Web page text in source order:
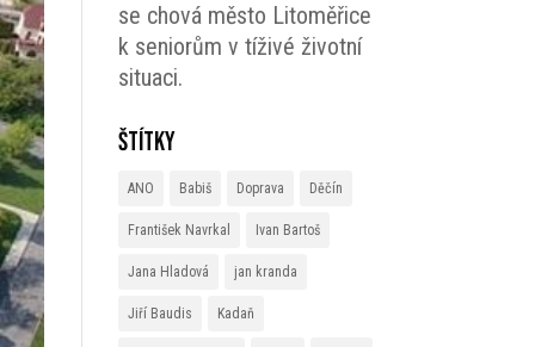
se chová město Litoměřice
k seniorům v tíživé životní
situaci.
Štítky
ANO Babiš Doprava Děčín
František Navrkal Ivan Bartoš
Jana Hladová jan kranda
Jiří Baudis Kadaň